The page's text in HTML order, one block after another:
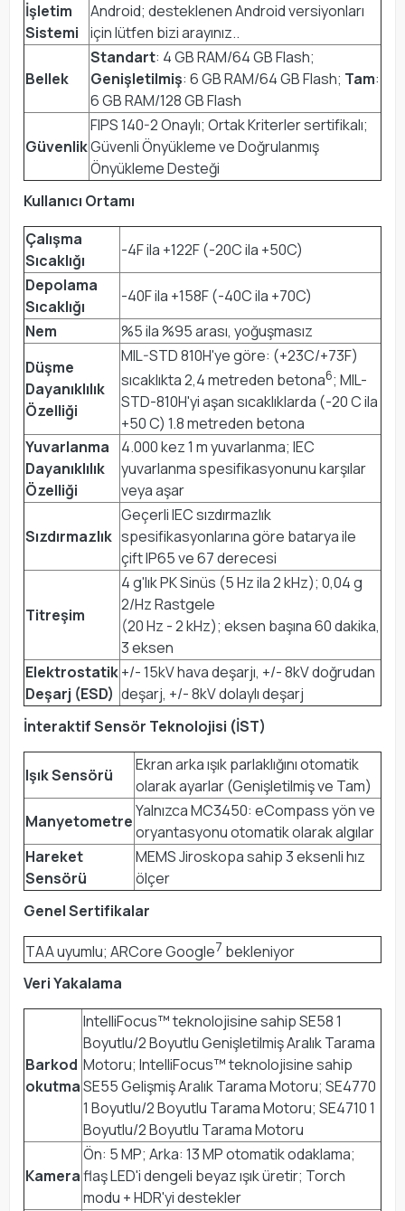
İşletim
Sistemi
Android; desteklenen Android versiyonları
için lütfen bizi arayınız..
Bellek
Standart: 4 GB RAM/64 GB Flash;
Genişletilmiş: 6 GB RAM/64 GB Flash; Tam:
6 GB RAM/128 GB Flash
Güvenlik
FIPS 140-2 Onaylı; Ortak Kriterler sertifikalı;
Güvenli Önyükleme ve Doğrulanmış
Önyükleme Desteği
Kullanıcı Ortamı
Çalışma
Sıcaklığı
-4F ila +122F (-20C ila +50C)
Depolama
Sıcaklığı
-40F ila +158F (-40C ila +70C)
Nem
%5 ila %95 arası, yoğuşmasız
Düşme
Dayanıklılık
Özelliği
MIL-STD 810H'ye göre: (+23C/+73F)
sıcaklıkta 2,4 metreden betona6; MIL-
STD-810H'yi aşan sıcaklıklarda (-20 C ila
+50 C) 1.8 metreden betona
Yuvarlanma
Dayanıklılık
Özelliği
4.000 kez 1 m yuvarlanma; IEC
yuvarlanma spesifikasyonunu karşılar
veya aşar
Sızdırmazlık
Geçerli IEC sızdırmazlık
spesifikasyonlarına göre batarya ile
çift IP65 ve 67 derecesi
Titreşim
4 g'lık PK Sinüs (5 Hz ila 2 kHz); 0,04 g
2/Hz Rastgele
(20 Hz - 2 kHz); eksen başına 60 dakika,
3 eksen
Elektrostatik
Deşarj (ESD)
+/- 15kV hava deşarjı, +/- 8kV doğrudan
deşarj, +/- 8kV dolaylı deşarj
İnteraktif Sensör Teknolojisi (İST)
Işık Sensörü
Ekran arka ışık parlaklığını otomatik
olarak ayarlar (Genişletilmiş ve Tam)
Manyetometre
Yalnızca MC3450: eCompass yön ve
oryantasyonu otomatik olarak algılar
Hareket
Sensörü
MEMS Jiroskopa sahip 3 eksenli hız
ölçer
Genel Sertifikalar
TAA uyumlu; ARCore Google7 bekleniyor
Veri Yakalama
Barkod
okutma
IntelliFocus™ teknolojisine sahip SE58 1
Boyutlu/2 Boyutlu Genişletilmiş Aralık Tarama
Motoru; IntelliFocus™ teknolojisine sahip
SE55 Gelişmiş Aralık Tarama Motoru; SE4770
1 Boyutlu/2 Boyutlu Tarama Motoru; SE4710 1
Boyutlu/2 Boyutlu Tarama Motoru
Kamera
Ön: 5 MP; Arka: 13 MP otomatik odaklama;
flaş LED'i dengeli beyaz ışık üretir; Torch
modu + HDR'yi destekler